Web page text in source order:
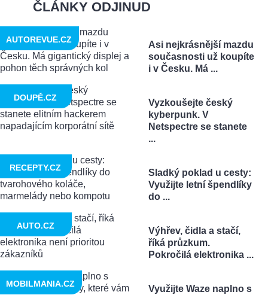
ČLÁNKY ODJINUD
Asi nejkrásnější mazdu
současnosti už koupíte
i v Česku. Má ...
AUTOREVUE.CZ
Vyzkoušejte český
kyberpunk. V
Netspectre se stanete
...
DOUPĚ.CZ
Sladký poklad u cesty:
Využijte letní špendlíky
do ...
RECEPTY.CZ
Výhřev, čidla a stačí,
říká průzkum.
Pokročilá elektronika ...
AUTO.CZ
Využijte Waze naplno s
MOBILMANIA.CZ